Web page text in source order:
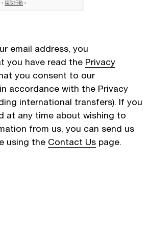
email address, you
you have read the Privacy
you consent to our
accordance with the Privacy
international transfers). If you
at any time about wishing to
from us, you can send us
using the Contact Us page.